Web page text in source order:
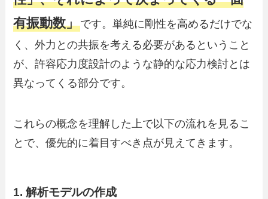
有振動数」です。単純に剛性を高めるだけでな
く、外力との共振を考える必要があるということ
が、許容応力度設計のような静的な応力検討とは
異なってくる部分です。
これらの概念を理解した上で以下の流れを見るこ
とで、優先的に着目すべき点が見えてきます。
1. 解析モデルの作成